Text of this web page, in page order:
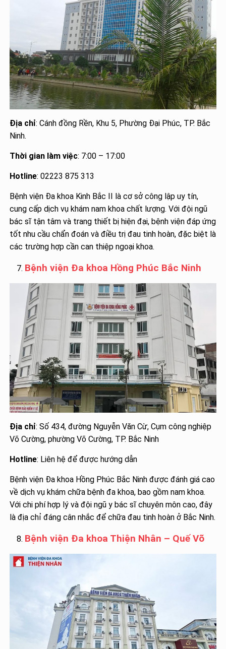
Địa chỉ: Cánh đồng Rền, Khu 5, Phường Đại Phúc, TP. Bắc
Ninh.
Thời gian làm việc: 7:00 – 17:00
Hotline: 02223 875 313
Bệnh viện Đa khoa Kinh Bắc II là cơ sở công lập uy tín,
cung cấp dịch vụ khám nam khoa chất lượng. Với đội ngũ
bác sĩ tận tâm và trang thiết bị hiện đại, bệnh viện đáp ứng
tốt nhu cầu chẩn đoán và điều trị đau tinh hoàn, đặc biệt là
các trường hợp cần can thiệp ngoại khoa.
Bệnh viện Đa khoa Hồng Phúc Bắc Ninh
Địa chỉ: Số 434, đường Nguyễn Văn Cừ, Cụm công nghiệp
Võ Cường, phường Võ Cường, TP. Bắc Ninh
Hotline: Liên hệ để được hướng dẫn
Bệnh viện Đa khoa Hồng Phúc Bắc Ninh được đánh giá cao
về dịch vụ khám chữa bệnh đa khoa, bao gồm nam khoa.
Với chi phí hợp lý và đội ngũ y bác sĩ chuyên môn cao, đây
là địa chỉ đáng cân nhắc để chữa đau tinh hoàn ở Bắc Ninh.
Bệnh viện Đa khoa Thiện Nhân – Quế Võ